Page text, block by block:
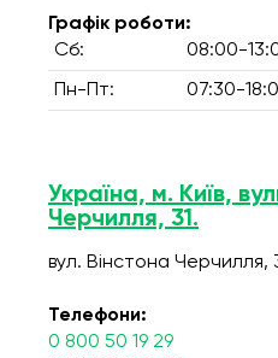
Графік роботи:
Сб:
08:00-
Пн-Пт: 07:30-
Україна, м. Київ,
Черчилля, 31.
вул. Вінстона Черчилля,
Телефони:
0 800 50 19 29